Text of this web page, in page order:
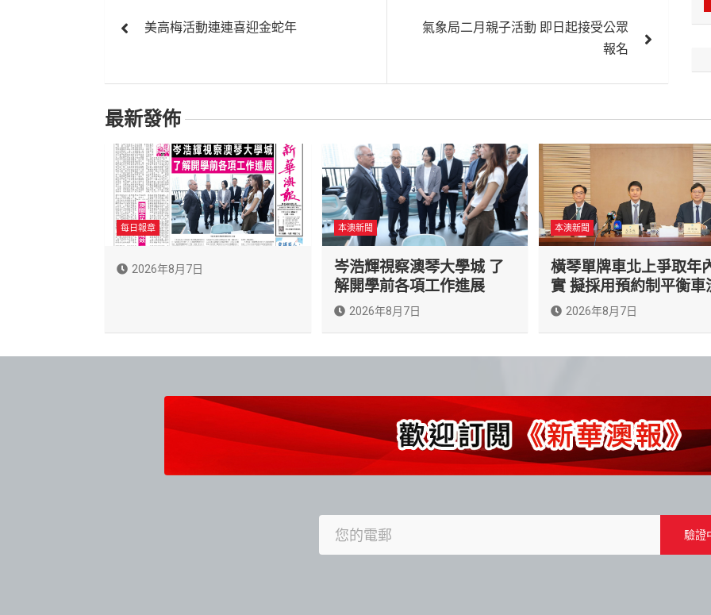
章
覽
美高梅活動連連喜迎金蛇年
氣象局二月親子活動 即日起接受公眾
報名
最新發佈
每日報章
2026年8月7日
本澳新聞
岑浩輝視察澳琴大學城 了
解開學前各項工作進展
2026年8月7日
本澳新聞
橫琴單牌車北上爭取年
實 擬採用預約制平衡車
2026年8月7日